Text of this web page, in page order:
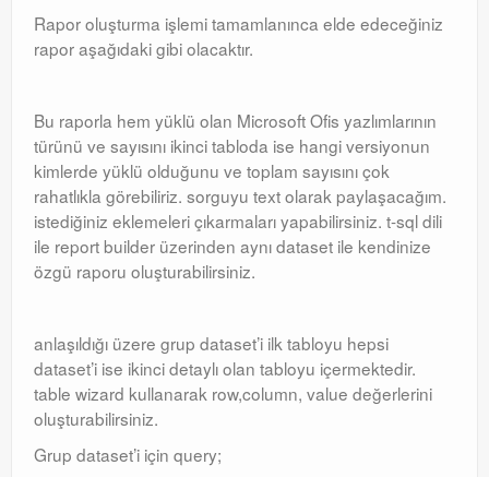
Rapor oluşturma işlemi tamamlanınca elde edeceğiniz
rapor aşağıdaki gibi olacaktır.
Bu raporla hem yüklü olan Microsoft Ofis yazlımlarının
türünü ve sayısını ikinci tabloda ise hangi versiyonun
kimlerde yüklü olduğunu ve toplam sayısını çok
rahatlıkla görebiliriz. sorguyu text olarak paylaşacağım.
istediğiniz eklemeleri çıkarmaları yapabilirsiniz. t-sql dili
ile report builder üzerinden aynı dataset ile kendinize
özgü raporu oluşturabilirsiniz.
anlaşıldığı üzere grup dataset’i ilk tabloyu hepsi
dataset’i ise ikinci detaylı olan tabloyu içermektedir.
table wizard kullanarak row,column, value değerlerini
oluşturabilirsiniz.
Grup dataset’i için query;